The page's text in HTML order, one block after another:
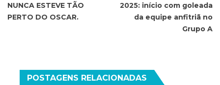
Post
NUNCA ESTEVE TÃO
PERTO DO OSCAR.
2025: início com goleada
da equipe anfitriã no
Grupo A
POSTAGENS RELACIONADAS